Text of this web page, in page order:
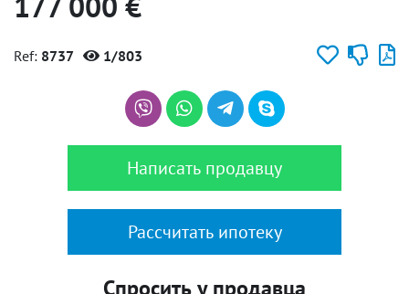
Ref: 8737 1/803
Написать продавцу
Рассчитать ипотеку
Спросить у продавца